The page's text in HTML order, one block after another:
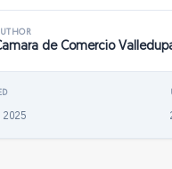
de Comercio
2025